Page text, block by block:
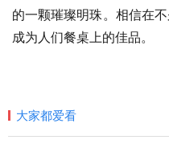
的一颗璀璨明珠。相信在
成为人们餐桌上的佳品。
大家都爱看